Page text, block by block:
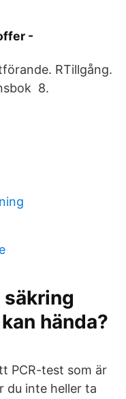
-
RTillgång.
8.
hända?
PCR-test som är
du inte heller ta